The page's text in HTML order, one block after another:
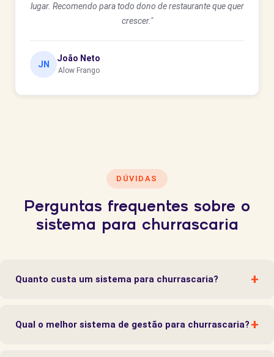
lugar. Recomendo para todo dono de restaurante que quer
crescer."
JN
João Neto
Alow Frango
DÚVIDAS
Perguntas frequentes sobre o
sistema para churrascaria
Quanto custa um sistema para churrascaria? +
de instalação e sem cobrança por usuário. Todos os planos incluem
Qual o melhor sistema de gestão para churrascaria? +